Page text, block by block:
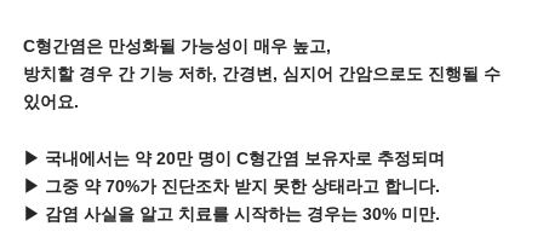
C형간염은 만성화될 가능성이 매우 높고,
방치할 경우 간 기능 저하, 간경변, 심지어 간암으로도 진행될 수
있어요.
▶ 국내에서는 약 20만 명이 C형간염 보유자로 추정되며
▶ 그중 약 70%가 진단조차 받지 못한 상태라고 합니다.
▶ 감염 사실을 알고 치료를 시작하는 경우는 30% 미만.